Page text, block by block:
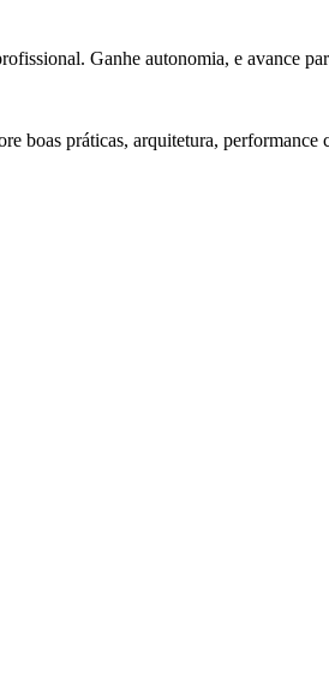
Ganhe autonomia, e avance
boas práticas, arquitetura, performance